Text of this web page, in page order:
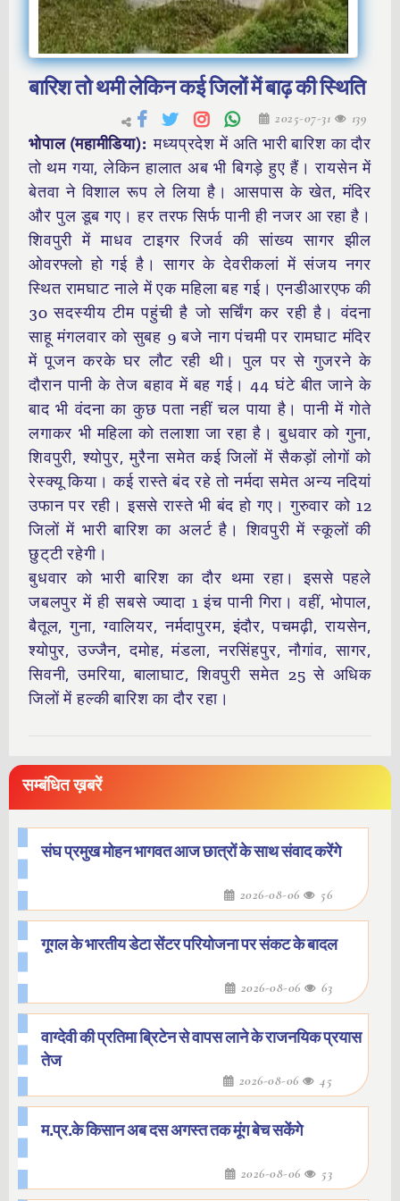
बारिश तो थमी लेकिन कई जिलों में बाढ़ की स्थिति
2025-07-31 139
भोपाल (महामीडिया):मध्यप्रदेश में अति भारी बारिश का दौर
तो थम गया, लेकिन हालात अब भी बिगड़े हुए हैं। रायसेन में
बेतवा ने विशाल रूप ले लिया है। आसपास के खेत, मंदिर
और पुल डूब गए। हर तरफ सिर्फ पानी ही नजर आ रहा है।
शिवपुरी में माधव टाइगर रिजर्व की सांख्य सागर झील
ओवरफ्लो हो गई है। सागर के देवरीकलां में संजय नगर
स्थित रामघाट नाले में एक महिला बह गई। एनडीआरएफ की
30 सदस्यीय टीम पहुंची है जो सर्चिंग कर रही है। वंदना
साहू मंगलवार को सुबह 9 बजे नाग पंचमी पर रामघाट मंदिर
में पूजन करके घर लौट रही थी। पुल पर से गुजरने के
दौरान पानी के तेज बहाव में बह गई। 44 घंटे बीत जाने के
बाद भी वंदना का कुछ पता नहीं चल पाया है। पानी में गोते
लगाकर भी महिला को तलाशा जा रहा है। बुधवार को गुना,
शिवपुरी, श्योपुर, मुरैना समेत कई जिलों में सैकड़ों लोगों को
रेस्क्यू किया। कई रास्ते बंद रहे तो नर्मदा समेत अन्य नदियां
उफान पर रही। इससे रास्ते भी बंद हो गए। गुरुवार को 12
जिलों में भारी बारिश का अलर्ट है। शिवपुरी में स्कूलों की
छुट्‌टी रहेगी।
बुधवार को भारी बारिश का दौर थमा रहा। इससे पहले
जबलपुर में ही सबसे ज्यादा 1 इंच पानी गिरा। वहीं, भोपाल,
बैतूल, गुना, ग्वालियर, नर्मदापुरम, इंदौर, पचमढ़ी, रायसेन,
श्योपुर, उज्जैन, दमोह, मंडला, नरसिंहपुर, नौगांव, सागर,
सिवनी, उमरिया, बालाघाट, शिवपुरी समेत 25 से अधिक
जिलों में हल्की बारिश का दौर रहा।
सम्बंधित ख़बरें
संघ प्रमुख मोहन भागवत आज छात्रों के साथ संवाद करेंगे
2026-08-06 56
गूगल के भारतीय डेटा सेंटर परियोजना पर संकट के बादल
2026-08-06 63
वाग्देवी की प्रतिमा ब्रिटेन से वापस लाने के राजनयिक प्रयास
तेज
2026-08-06 45
म.प्र.के किसान अब दस अगस्त तक मूंग बेच सकेंगे
2026-08-06 53